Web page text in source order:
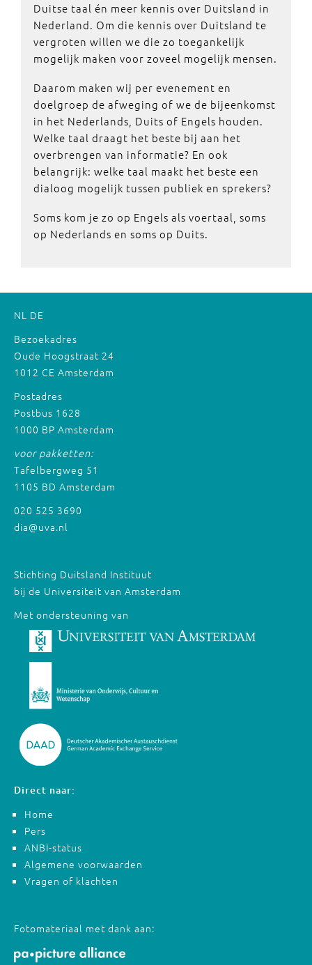
Duitse taal én meer kennis over Duitsland in
Nederland. Om die kennis over Duitsland te
vergroten willen we die zo toegankelijk
mogelijk maken voor zoveel mogelijk mensen.
Daarom maken wij per evenement en
doelgroep de afweging of we de bijeenkomst
in het Nederlands, Duits of Engels houden.
Welke taal draagt het beste bij aan het
overbrengen van informatie? En ook
belangrijk: welke taal maakt het beste een
dialoog mogelijk tussen publiek en sprekers?
Soms kom je zo op Engels als voertaal, soms
op Nederlands en soms op Duits.
NL DE
Bezoekadres
Oude Hoogstraat 24
1012 CE Amsterdam
Postadres
Postbus 1628
1000 BP Amsterdam
voor pakketten:
Tafelbergweg 51
1105 BD Amsterdam
020 525 3690
dia@uva.nl
Stichting Duitsland Instituut
bij de Universiteit van Amsterdam
Met ondersteuning van
Direct naar:
Home
Pers
ANBI-status
Algemene voorwaarden
Vragen of klachten
Fotomateriaal met dank aan: